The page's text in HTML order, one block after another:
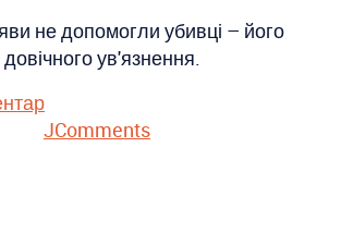
не допомогли убивці – його
ув'язнення.
JComments